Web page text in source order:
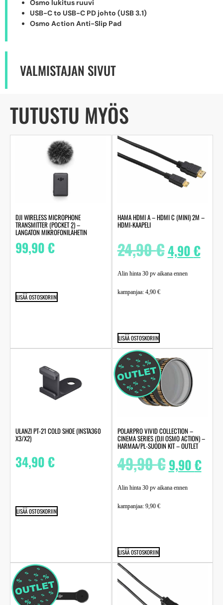
Osmo lukitus ruuvi
USB-C to USB-C PD johto (USB 3.1)
Osmo Action Anti-Slip Pad
VALMISTAJAN SIVUT
TUTUSTU MYÖS
DJI WIRELESS MICROPHONE
TRANSMITTER (POCKET 2) –
LANGATON MIKROFONILÄHETIN
99,90€
LISÄÄ OSTOSKORIIN
HAMA HDMI A – HDMI C (MINI) 2M –
HDMI-KAAPELI
24,90€4,90€
Alin hinta 30 pv aikana ennen
kampanjaa: 4,90 €
LISÄÄ OSTOSKORIIN
ULANZI PT-21 COLD SHOE (INSTA360
X3/X2)
34,90€
LISÄÄ OSTOSKORIIN
POLARPRO VIVID COLLECTION –
CINEMA SERIES (DJI OSMO ACTION) –
HARMAA/PL-SUODIN KIT – OUTLET
49,90€ 9,90€
Alin hinta 30 pv aikana ennen
kampanjaa: 9,90 €
LISÄÄ OSTOSKORIIN